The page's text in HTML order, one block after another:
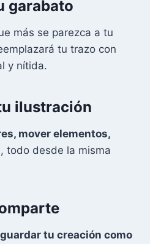
garabato
más se parezca a tu
tu trazo con
y nítida.
ilustración
mover elementos,
, todo desde la misma
guardar tu creación como